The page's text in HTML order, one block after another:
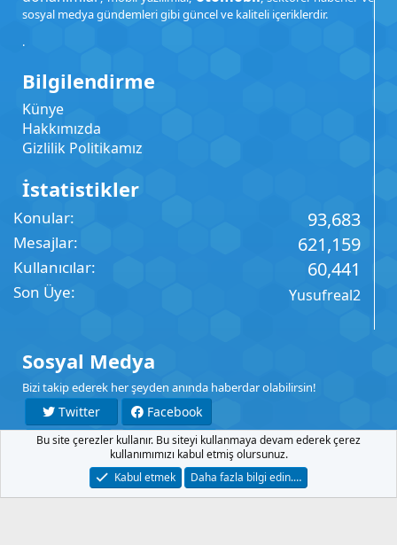
sosyal medya gündemleri gibi güncel ve kaliteli içeriklerdir.
.
Bilgilendirme
Künye
Hakkımızda
Gizlilik Politikamız
İstatistikler
Konular 93,683
Mesajlar 621,159
Kullanıcılar 60,441
Son Üye Yusufreal2
Sosyal Medya
Bizi takip ederek her şeyden anında haberdar olabilirsin!
Twitter
Facebook
YouTube
Instagram
Şartlar Gizlilik Yardım Anasayfa
R
Bu site çerezler kullanır. Bu siteyi kullanmaya devam ederek çerez
kullanımımızı kabul etmiş olursunuz.
Kabul etmek
Daha fazla bilgi edin.…